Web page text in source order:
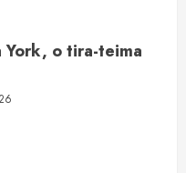
York, o tira-teima